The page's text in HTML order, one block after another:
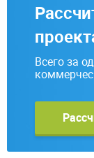
Всего за